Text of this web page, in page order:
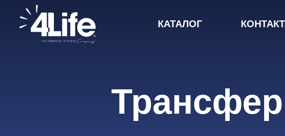
КАТАЛОГ